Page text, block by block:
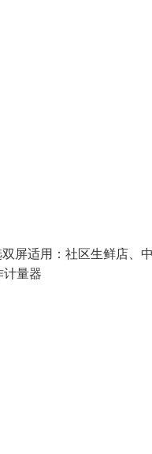
屏适用：社区生鲜店、
量器